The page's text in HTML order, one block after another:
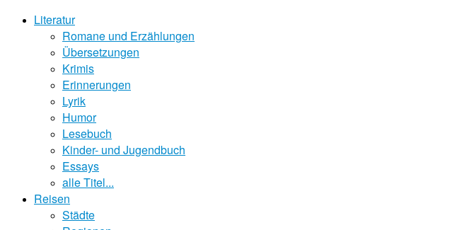
Literatur
Romane und Erzählungen
Übersetzungen
Krimis
Erinnerungen
Lyrik
Humor
Lesebuch
Kinder- und Jugendbuch
Essays
alle Titel...
Reisen
Städte